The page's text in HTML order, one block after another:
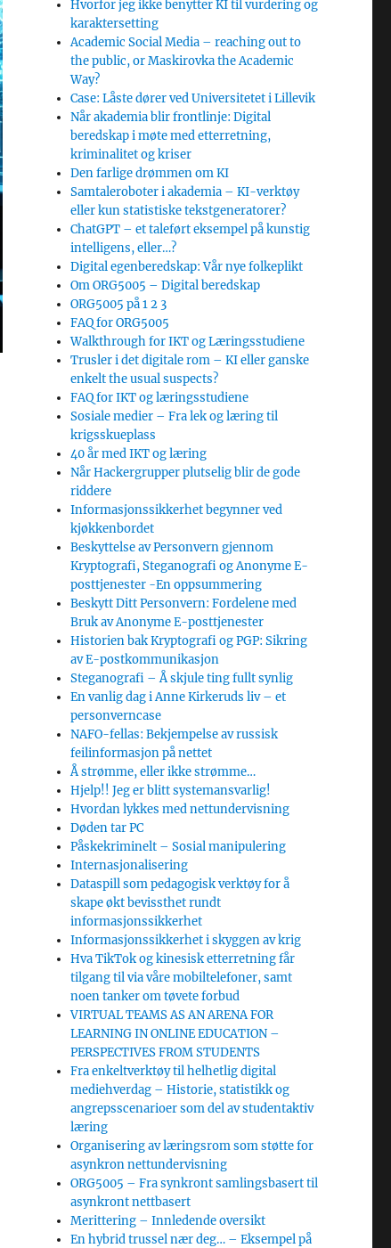
Hvorfor jeg ikke benytter KI til vurdering og
karaktersetting
Academic Social Media – reaching out to
the public, or Maskirovka the Academic
Way?
Case: Låste dører ved Universitetet i Lillevik
Når akademia blir frontlinje: Digital
beredskap i møte med etterretning,
kriminalitet og kriser
Den farlige drømmen om KI
Samtaleroboter i akademia – KI-verktøy
eller kun statistiske tekstgeneratorer?
ChatGPT – et taleført eksempel på kunstig
intelligens, eller…?
Digital egenberedskap: Vår nye folkeplikt
Om ORG5005 – Digital beredskap
ORG5005 på 1 2 3
FAQ for ORG5005
Walkthrough for IKT og Læringsstudiene
Trusler i det digitale rom – KI eller ganske
enkelt the usual suspects?
FAQ for IKT og læringsstudiene
Sosiale medier – Fra lek og læring til
krigsskueplass
40 år med IKT og læring
Når Hackergrupper plutselig blir de gode
riddere
Informasjonssikkerhet begynner ved
kjøkkenbordet
Beskyttelse av Personvern gjennom
Kryptografi, Steganografi og Anonyme E-
posttjenester -En oppsummering
Beskytt Ditt Personvern: Fordelene med
Bruk av Anonyme E-posttjenester
Historien bak Kryptografi og PGP: Sikring
av E-postkommunikasjon
Steganografi – Å skjule ting fullt synlig
En vanlig dag i Anne Kirkeruds liv – et
personverncase
NAFO-fellas: Bekjempelse av russisk
feilinformasjon på nettet
Å strømme, eller ikke strømme…
Hjelp!! Jeg er blitt systemansvarlig!
Hvordan lykkes med nettundervisning
Døden tar PC
Påskekriminelt – Sosial manipulering
Internasjonalisering
Dataspill som pedagogisk verktøy for å
skape økt bevissthet rundt
informasjonssikkerhet
Informasjonssikkerhet i skyggen av krig
Hva TikTok og kinesisk etterretning får
tilgang til via våre mobiltelefoner, samt
noen tanker om tøvete forbud
VIRTUAL TEAMS AS AN ARENA FOR
LEARNING IN ONLINE EDUCATION –
PERSPECTIVES FROM STUDENTS
Fra enkeltverktøy til helhetlig digital
mediehverdag – Historie, statistikk og
angrepsscenarioer som del av studentaktiv
læring
Organisering av læringsrom som støtte for
asynkron nettundervisning
ORG5005 – Fra synkront samlingsbasert til
asynkront nettbasert
Merittering – Innledende oversikt
En hybrid trussel nær deg… – Eksempel på